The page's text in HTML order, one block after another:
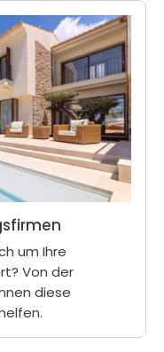
um Ihre
Von der
diese